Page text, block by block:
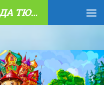
МАДОУ Д/С №134 ГОРОДА ТЮМЕНИ